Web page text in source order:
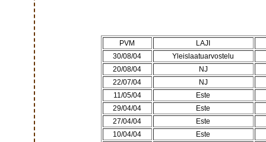
PVM
LAJI
30/08/04
Yleislaatuarvostelu
20/08/04
NJ
22/07/04
NJ
11/05/04
Este
29/04/04
Este
27/04/04
Este
10/04/04
Este